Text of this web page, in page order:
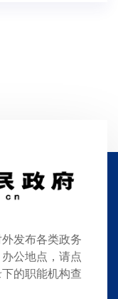
发布各类政务
公地点，请点
的职能机构查